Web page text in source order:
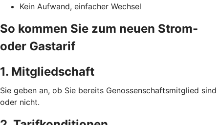
Kein Aufwand, einfacher Wechsel
So kommen Sie zum neuen Strom-
oder Gastarif
1. Mitgliedschaft
Sie geben an, ob Sie bereits Genossenschaftsmitglied sind
oder nicht.